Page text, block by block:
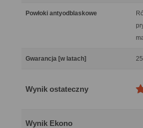
Powłoki antyodblaskowe
Gwarancja [w latach] 25
Wynik ostateczny
Wynik Ekono